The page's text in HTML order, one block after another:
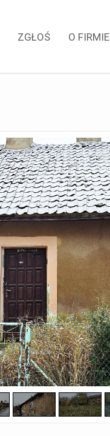
ZGŁOŚ O FIRMIE